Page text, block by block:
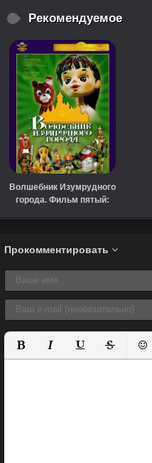
Рекомендуемое
Волшебник Изумрудного
города. Фильм пятый:
Прокомментировать
Полужирный
КурсивПодчеркнутый